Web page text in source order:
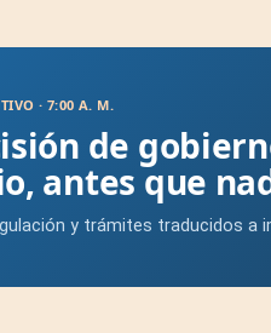
· 7:00 A. M.
de
antes que
y trámites traducidos a